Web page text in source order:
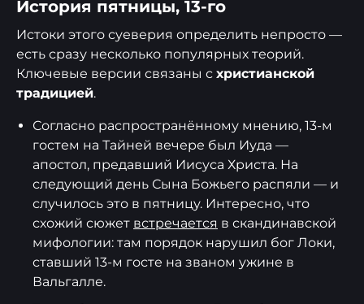
История пятницы, 13-го
Истоки этого суеверия определить непросто —
есть сразу несколько популярных теорий.
Ключевые версии связаны с христианской
традицией.
Согласно распространённому мнению, 13-м
гостем на Тайней вечере был Иуда —
апостол, предавший Иисуса Христа. На
следующий день Сына Божьего распяли — и
случилось это в пятницу. Интересно, что
схожий сюжет встречается в скандинавской
мифологии: там порядок нарушил бог Локи,
ставший 13-м госте на званом ужине в
Вальгалле.